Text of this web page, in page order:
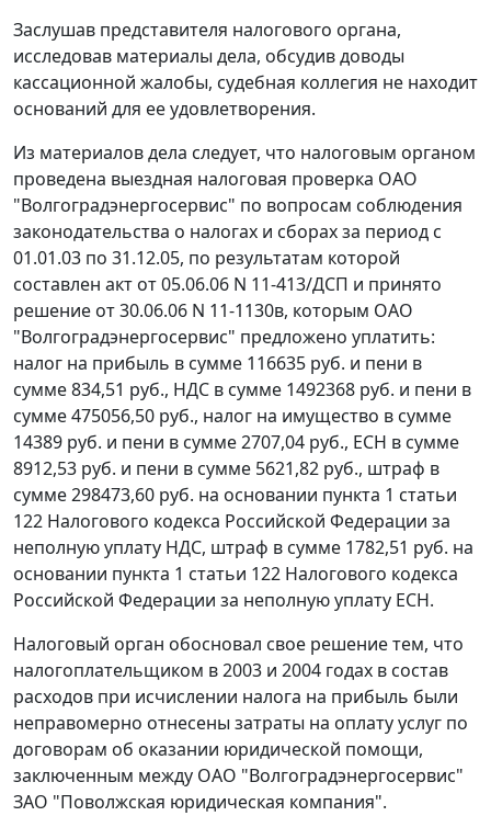
Заслушав представителя налогового органа,
исследовав материалы дела, обсудив доводы
кассационной жалобы, судебная коллегия не находит
оснований для ее удовлетворения.
Из материалов дела следует, что налоговым органом
проведена выездная налоговая проверка ОАО
"Волгоградэнергосервис" по вопросам соблюдения
законодательства о налогах и сборах за период с
01.01.03 по 31.12.05, по результатам которой
составлен акт от 05.06.06 N 11-413/ДСП и принято
решение от 30.06.06 N 11-1130в, которым ОАО
"Волгоградэнергосервис" предложено уплатить:
налог на прибыль в сумме 116635 руб. и пени в
сумме 834,51 руб., НДС в сумме 1492368 руб. и пени в
сумме 475056,50 руб., налог на имущество в сумме
14389 руб. и пени в сумме 2707,04 руб., ЕСН в сумме
8912,53 руб. и пени в сумме 5621,82 руб., штраф в
сумме 298473,60 руб. на основании пункта 1 статьи
122 Налогового кодекса Российской Федерации за
неполную уплату НДС, штраф в сумме 1782,51 руб. на
основании пункта 1 статьи 122 Налогового кодекса
Российской Федерации за неполную уплату ЕСН.
Налоговый орган обосновал свое решение тем, что
налогоплательщиком в 2003 и 2004 годах в состав
расходов при исчислении налога на прибыль были
неправомерно отнесены затраты на оплату услуг по
договорам об оказании юридической помощи,
заключенным между ОАО "Волгоградэнергосервис"
ЗАО "Поволжская юридическая компания".